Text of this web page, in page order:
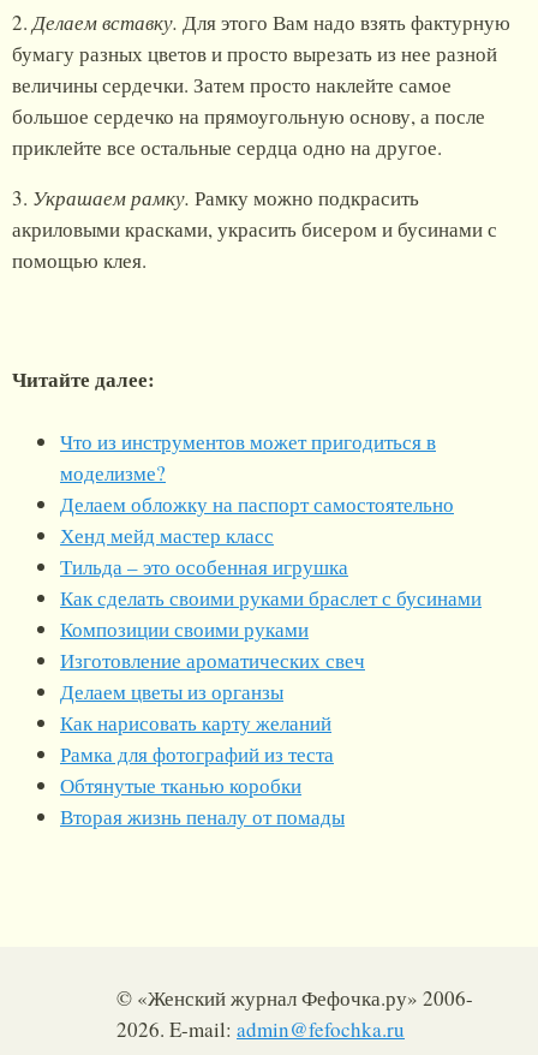
2.Делаем вставку. Для этого Вам надо взять фактурную
бумагу разных цветов и просто вырезать из нее разной
величины сердечки. Затем просто наклейте самое
большое сердечко на прямоугольную основу, а после
приклейте все остальные сердца одно на другое.
3. Украшаем рамку. Рамку можно подкрасить
акриловыми красками, украсить бисером и бусинами с
помощью клея.
Читайте далее:
Что из инструментов может пригодиться в
моделизме?
Делаем обложку на паспорт самостоятельно
Хенд мейд мастер класс
Тильда – это особенная игрушка
Как сделать своими руками браслет с бусинами
Композиции своими руками
Изготовление ароматических свеч
Делаем цветы из органзы
Как нарисовать карту желаний
Рамка для фотографий из теста
Обтянутые тканью коробки
Вторая жизнь пеналу от помады
© «Женский журнал Фефочка.ру» 2006-
2026. E-mail: admin@fefochka.ru